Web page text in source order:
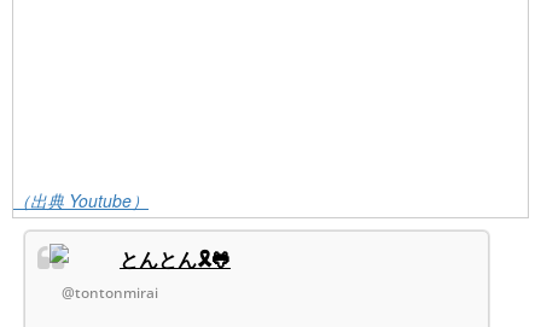
（出典 Youtube）
とんとん🎗️🐸
@tontonmirai